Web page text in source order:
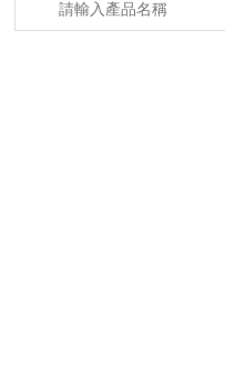
箱，淋雨抖音成年版箱，汽車